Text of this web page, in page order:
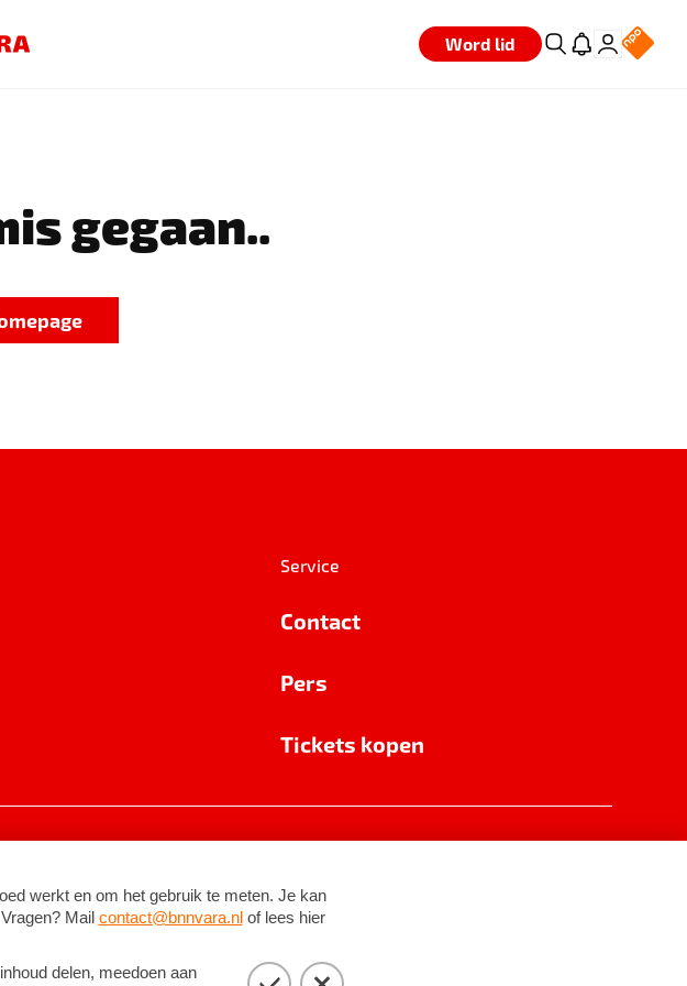
Word lid
gegaan..
Service
Contact
Pers
Tickets kopen